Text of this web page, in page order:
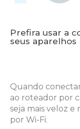
Prefira usar a
seus aparelhos
Quando
ao roteador por
seja mais veloz e
por Wi-Fi.